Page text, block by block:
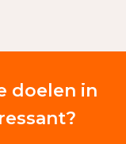
100%
doelen in